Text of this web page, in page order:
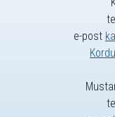
e-post